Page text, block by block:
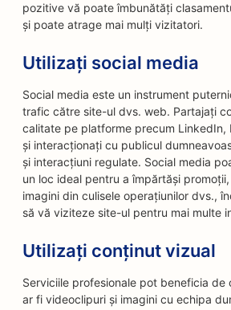
pozitive vă poate îmbunătăți
și poate atrage mai mulți vizitatori.
Utilizați social media
Social media este un instrument
trafic către site-ul dvs. web. Partajați
calitate pe platforme precum LinkedIn,
și interacționați cu publicul
și interacțiuni regulate. Social media
un loc ideal pentru a împărtăși
imagini din culisele operațiunilor dvs.,
să vă viziteze site-ul pentru mai multe
Utilizați conținut vizual
Serviciile profesionale pot beneficia de
ar fi videoclipuri și imagini cu echipa